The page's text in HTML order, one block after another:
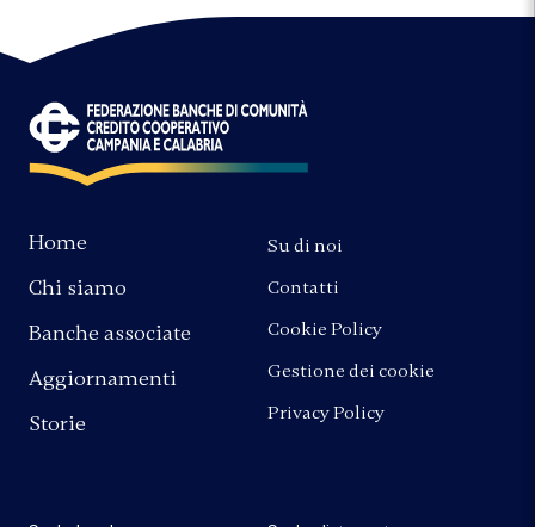
Home
Chi siamo
Banche associate
Aggiornamenti
Storie
Su di noi
Contatti
Cookie Policy
Gestione dei cookie
Privacy Policy